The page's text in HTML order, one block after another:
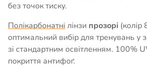
без точок тиску.
Полікарбонатні лінзи прозорі
оптимальний вибір для тренувань у
зі стандартним освітленням. 100%
покриття антифоґ.